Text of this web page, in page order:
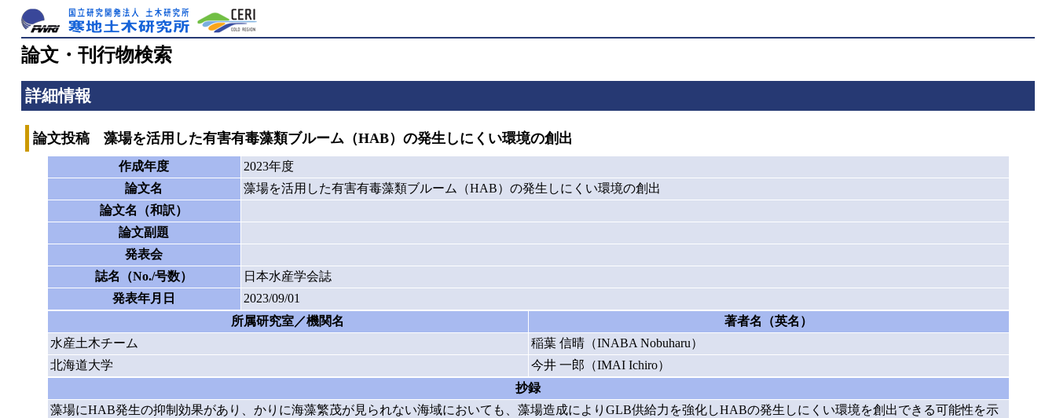
論文・刊行物検索
詳細情報
論文投稿 藻場を活用した有害有毒藻類ブルーム（HAB）の発生しにくい環境の創出
作成年度
2023年度
論文名
藻場を活用した有害有毒藻類ブルーム（HAB）の発生しにくい環境の創出
論文名（和訳）
論文副題
発表会
誌名（No./号数）
日本水産学会誌
発表年月日
2023/09/01
所属研究室／機関名
著者名（英名）
水産土木チーム
稲葉 信晴（INABA Nobuharu）
北海道大学
今井 一郎（IMAI Ichiro）
抄録
藻場にHAB発生の抑制効果があり、かりに海藻繁茂が見られない海域においても、藻場造成によりGLB供給力を強化しHABの発生しにくい環境を創出できる可能性を示